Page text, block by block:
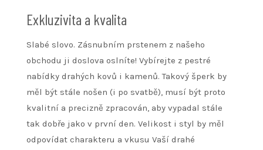
Exkluzivita a kvalita
Slabé slovo. Zásnubním prstenem z našeho
obchodu ji doslova oslníte! Vybírejte z pestré
nabídky drahých kovů i kamenů. Takový šperk by
měl být stále nošen (i po svatbě), musí být proto
kvalitní a precizně zpracován, aby vypadal stále
tak dobře jako v první den. Velikost i styl by měl
odpovídat charakteru a vkusu Vaší drahé